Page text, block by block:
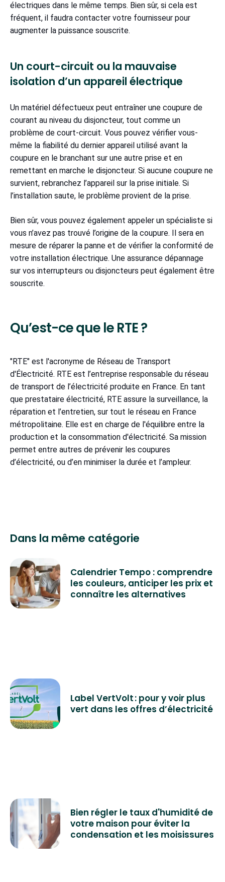
électriques dans le même temps. Bien sûr, si cela est
fréquent, il faudra contacter votre fournisseur pour
augmenter la puissance souscrite.
Un court-circuit ou la mauvaise
isolation d’un appareil électrique
Un matériel défectueux peut entraîner une coupure de
courant au niveau du disjoncteur, tout comme un
problème de court-circuit. Vous pouvez vérifier vous-
même la fiabilité du dernier appareil utilisé avant la
coupure en le branchant sur une autre prise et en
remettant en marche le disjoncteur. Si aucune coupure ne
survient, rebranchez l’appareil sur la prise initiale. Si
l’installation saute, le problème provient de la prise.
Bien sûr, vous pouvez également appeler un spécialiste si
vous n’avez pas trouvé l’origine de la coupure. Il sera en
mesure de réparer la panne et de vérifier la conformité de
votre installation électrique. Une assurance dépannage
sur vos interrupteurs ou disjoncteurs peut également être
souscrite.
Qu’est-ce que le RTE ?
"RTE" est l'acronyme de Réseau de Transport
d'Électricité. RTE est l’entreprise responsable du réseau
de transport de l’électricité produite en France. En tant
que prestataire électricité, RTE assure la surveillance, la
réparation et l’entretien, sur tout le réseau en France
métropolitaine. Elle est en charge de l'équilibre entre la
production et la consommation d'électricité. Sa mission
permet entre autres de prévenir les coupures
d’électricité, ou d’en minimiser la durée et l’ampleur.
Dans la même catégorie
Calendrier Tempo : comprendre
les couleurs, anticiper les prix et
connaître les alternatives
Label VertVolt : pour y voir plus
vert dans les offres d’électricité
Bien régler le taux d'humidité de
votre maison pour éviter la
condensation et les moisissures